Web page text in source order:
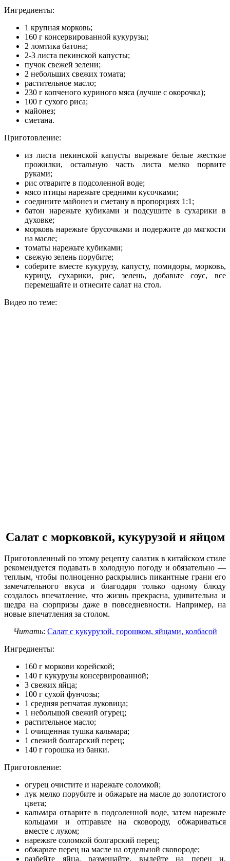
Ингредиенты:
1 крупная морковь;
160 г консервированной кукурузы;
2 ломтика батона;
2-3 листа пекинской капусты;
пучок свежей зелени;
2 небольших свежих томата;
растительное масло;
230 г копченого куриного мяса (лучше с окорочка);
100 г сухого риса;
майонез;
сметана.
Приготовление:
из листа пекинской капусты вырежьте белые жесткие
прожилки, остальную часть листа мелко порвите
руками;
рис отварите в подсоленной воде;
мясо птицы нарежьте средними кусочками;
соедините майонез и сметану в пропорциях 1:1;
батон нарежьте кубиками и подсушите в сухарики в
духовке;
морковь нарежьте брусочками и подержите до мягкости
на масле;
томаты нарежьте кубиками;
свежую зелень порубите;
соберите вместе кукурузу, капусту, помидоры, морковь,
курицу, сухарики, рис, зелень, добавьте соус, все
перемешайте и отнесите салат на стол.
Видео по теме:
Салат с морковкой, кукурузой и яйцом
Приготовленный по этому рецепту салатик в китайском стиле
рекомендуется подавать в холодную погоду и обязательно —
теплым, чтобы полноценно раскрылись пикантные грани его
замечательного вкуса и благодаря только одному блюду
создалось впечатление, что жизнь прекрасна, удивительна и
щедра на сюрпризы даже в повседневности. Например, на
новые впечатления за столом.
Читать: Салат с кукурузой, горошком, яйцами, колбасой
Ингредиенты:
160 г моркови корейской;
140 г кукурузы консервированной;
3 свежих яйца;
100 г сухой фунчозы;
1 средняя репчатая луковица;
1 небольшой свежий огурец;
растительное масло;
1 очищенная тушка кальмара;
1 свежий болгарский перец;
140 г горошка из банки.
Приготовление:
огурец очистите и нарежьте соломкой;
лук мелко порубите и обжарьте на масле до золотистого
цвета;
кальмара отварите в подсоленной воде, затем нарежьте
кольцами и отправьте на сковороду, обжариваться
вместе с луком;
нарежьте соломкой болгарский перец;
обжарьте перец на масле на отдельной сковороде;
разбейте яйца, размешайте, вылейте на перец и,